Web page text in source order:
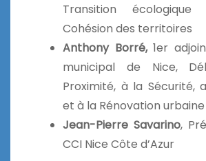
Transition
Cohésion des territoires
Anthony Borré,1er
municipal de Nice,
Proximité, à la Sécurité,
et à la Rénovation urbaine
Jean-Pierre Savarino,
CCI Nice Côte d’Azur